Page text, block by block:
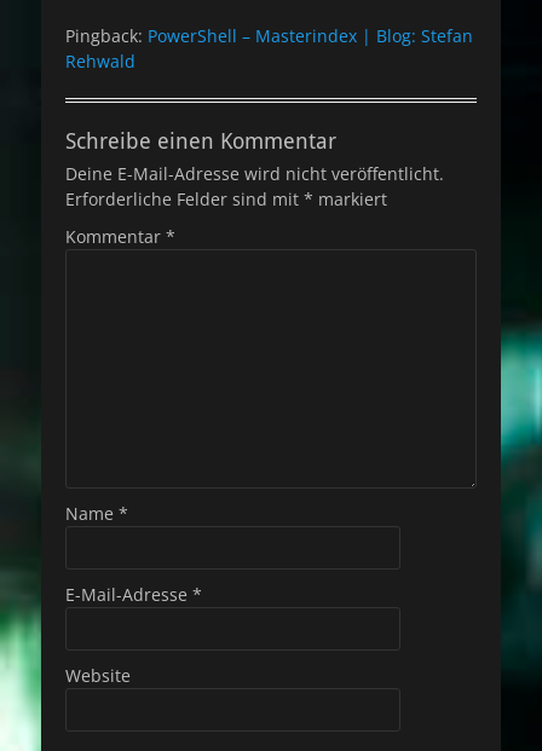
Pingback: PowerShell – Masterindex | Blog: Stefan
Rehwald
Schreibe einen Kommentar
Deine E-Mail-Adresse wird nicht veröffentlicht.
Erforderliche Felder sind mit * markiert
Kommentar *
Name *
E-Mail-Adresse *
Website